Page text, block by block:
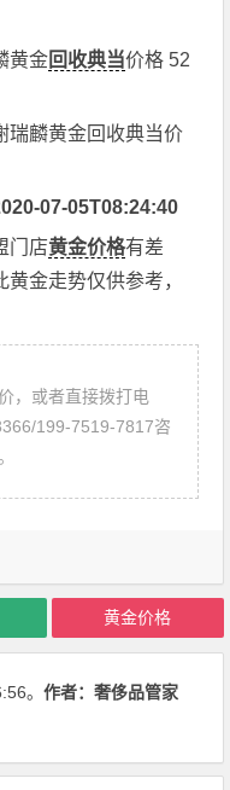
黄金回收典当价格 52
瑞麟黄金回收典当价
07-05T08:24:40
门店黄金价格有差
金走势仅供参考，
，或者直接拨打电
199-7519-7817咨
黄金价格
。作者：奢侈品管家